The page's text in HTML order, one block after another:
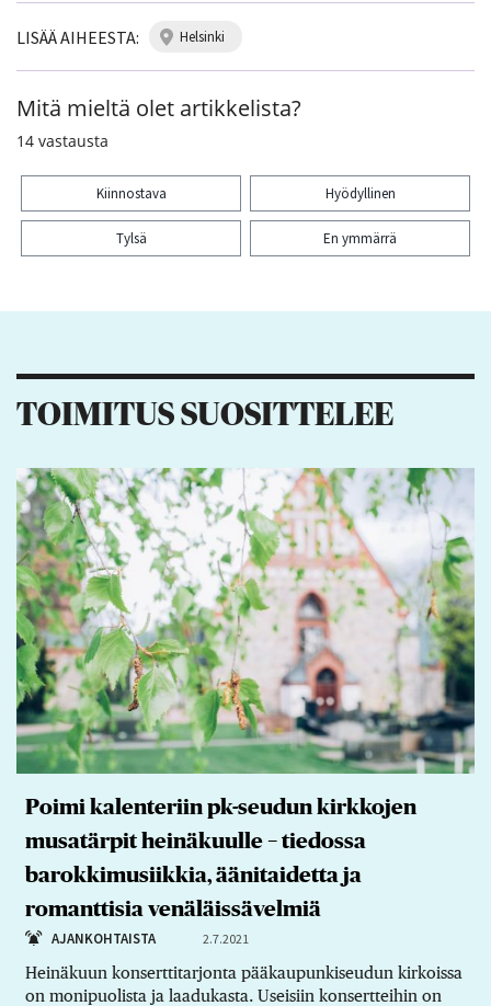
LISÄÄ AIHEESTA: helsinki
Mitä mieltä olet artikkelista?
14 vastausta
Kiinnostava Hyödyllinen
Tylsä En ymmärrä
TOIMITUS SUOSITTELEE
Poimi kalenteriin pk-seudun kirkkojen
musatärpit heinäkuulle − tiedossa
barokkimusiikkia, äänitaidetta ja
romanttisia venäläissävelmiä
AJANKOHTAISTA 2.7.2021
Heinäkuun konserttitarjonta pääkaupunkiseudun kirkoissa
on monipuolista ja laadukasta. Useisiin konsertteihin on